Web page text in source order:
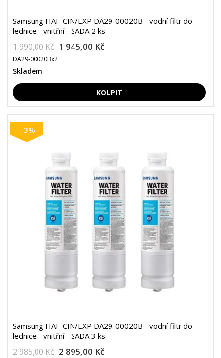
Samsung HAF-CIN/EXP DA29-00020B - vodní filtr do
lednice - vnitřní - SADA 2 ks
1 990,00 Kč 1 945,00 Kč
DA29-00020Bx2
Skladem
- 3%
Samsung HAF-CIN/EXP DA29-00020B - vodní filtr do
lednice - vnitřní - SADA 3 ks
2 985,00 Kč 2 895,00 Kč